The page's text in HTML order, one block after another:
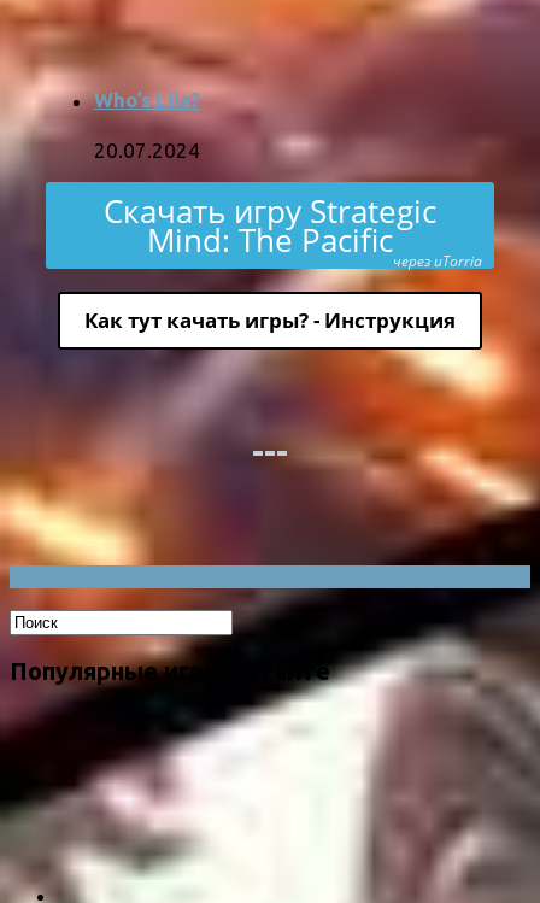
Who’s Lila?
20.07.2024
Скачать игру Strategic
Mind: The Pacificчерез uTorria
Как тут качать игры? - Инструкция
Популярные игры на сайте